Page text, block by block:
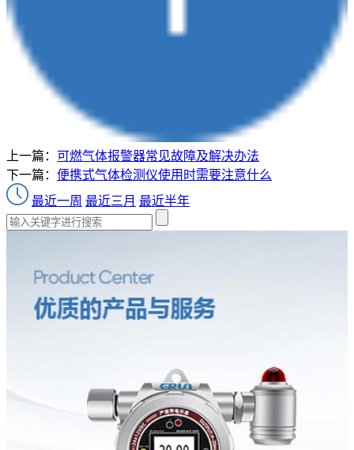
上一篇： 可燃气体报警器常见故障及解决办法
下一篇： 便携式气体检测仪使用时需要注意什么
最近一周 最近三月 最近半年